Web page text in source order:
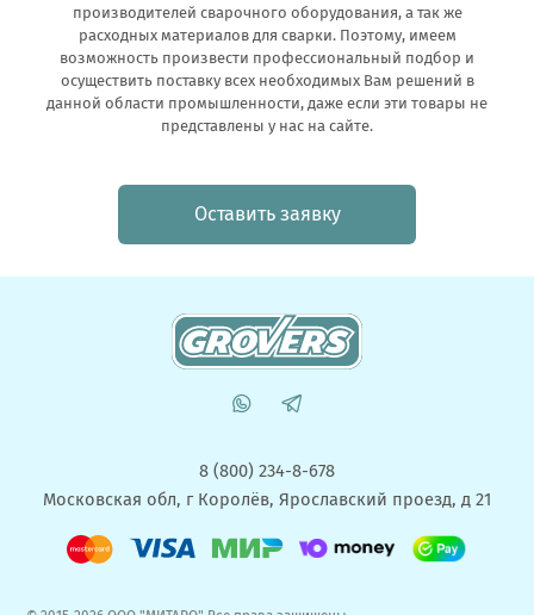
производителей сварочного оборудования, а так же
расходных материалов для сварки. Поэтому, имеем
возможность произвести профессиональный подбор и
осуществить поставку всех необходимых Вам решений в
данной области промышленности, даже если эти товары не
представлены у нас на сайте.
Оставить заявку
8 (800) 234-8-678
Московская обл, г Королёв, Ярославский проезд, д 21